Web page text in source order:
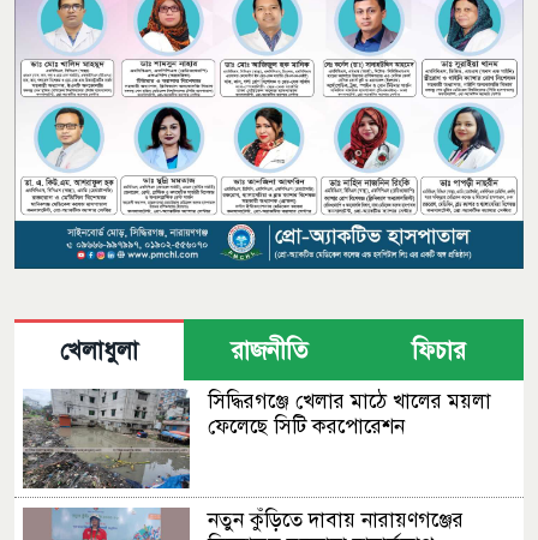
খেলাধুলা রাজনীতি ফিচার
সিদ্ধিরগঞ্জে খেলার মাঠে খালের ময়লা
ফেলেছে সিটি করপোরেশন
নতুন কুঁড়িতে দাবায় নারায়ণগঞ্জের